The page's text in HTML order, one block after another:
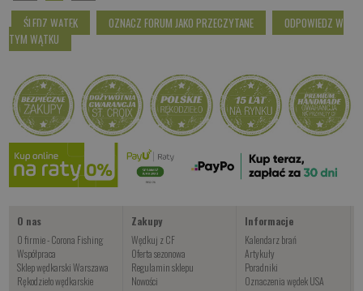
ŚLEDZ WĄTEK
OZNACZ FORUM JAKO PRZECZYTANE
ODPOWIEDZ W
TYM WĄTKU
O nas
O firmie - Corona Fishing
Współpraca
Sklep wędkarski Warszawa
Rękodzieło wędkarskie
Zakupy
Wędkuj z CF
Oferta sezonowa
Regulamin sklepu
Nowości
Informacje
Kalendarz brań
Artykuły
Poradniki
Oznaczenia wędek USA